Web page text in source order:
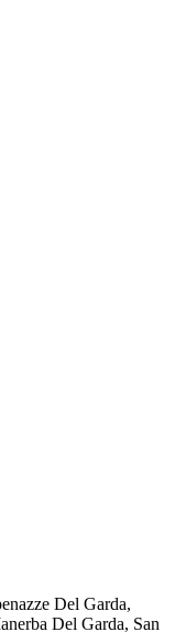
Del Garda,
Del Garda, San